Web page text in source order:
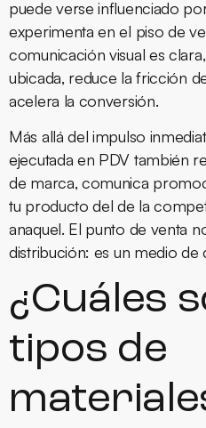
puede verse influenciado
experimenta en el piso de
comunicación visual es
ubicada, reduce la fricción
acelera la conversión.
Más allá del impulso
ejecutada en PDV también
de marca, comunica
tu producto del de la
anaquel. El punto de venta
distribución: es un medio de
¿Cuáles
tipos de